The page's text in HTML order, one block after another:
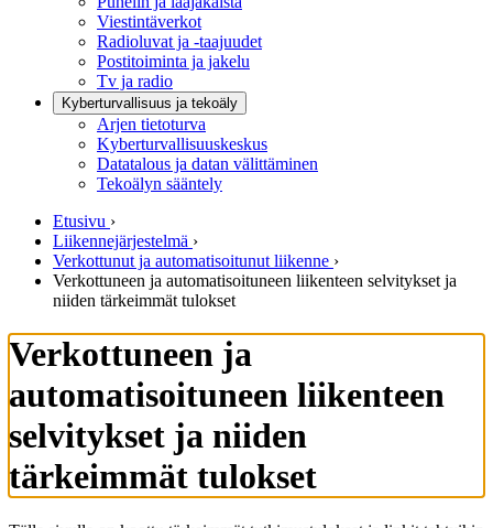
Viestintäverkot
Radioluvat ja -taajuudet
Postitoiminta ja jakelu
Tv ja radio
Kyberturvallisuus ja tekoäly
Arjen tietoturva
Kyberturvallisuuskeskus
Datatalous ja datan välittäminen
Tekoälyn sääntely
Etusivu ›
Liikennejärjestelmä ›
Verkottunut ja automatisoitunut liikenne ›
Verkottuneen ja automatisoituneen liikenteen selvitykset ja
niiden tärkeimmät tulokset
Verkottuneen ja
automatisoituneen liikenteen
selvitykset ja niiden
tärkeimmät tulokset